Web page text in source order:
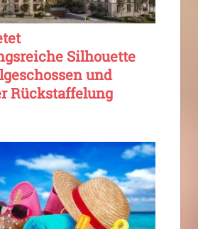
Silhouette
und
Rückstaffelung